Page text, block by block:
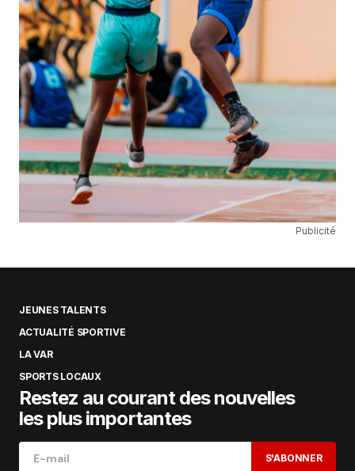
Publicité
JEUNES TALENTS
ACTUALITÉ SPORTIVE
LA VAR
SPORTS LOCAUX
Restez au courant des nouvelles
les plus importantes
S'ABONNER